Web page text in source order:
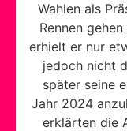
Wahlen als
Rennen
erhielt er nur
jedoch nicht
später seine
Jahr 2024
erklärten die